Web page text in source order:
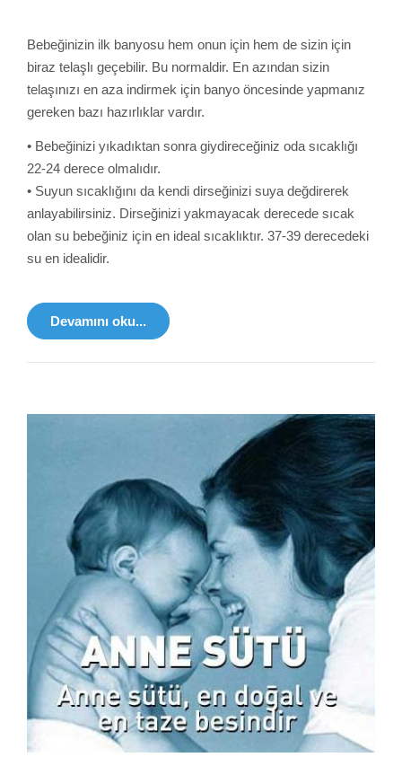
Bebeğinizin ilk banyosu hem onun için hem de sizin için
biraz telaşlı geçebilir. Bu normaldir. En azından sizin
telaşınızı en aza indirmek için banyo öncesinde yapmanız
gereken bazı hazırlıklar vardır.
• Bebeğinizi yıkadıktan sonra giydireceğiniz oda sıcaklığı
22-24 derece olmalıdır.
• Suyun sıcaklığını da kendi dirseğinizi suya değdirerek
anlayabilirsiniz. Dirseğinizi yakmayacak derecede sıcak
olan su bebeğiniz için en ideal sıcaklıktır. 37-39 derecedeki
su en idealidir.
Devamını oku...